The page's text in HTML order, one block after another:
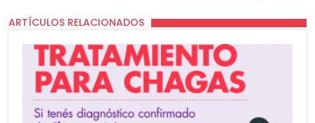
ARTÍCULOS RELACIONADOS